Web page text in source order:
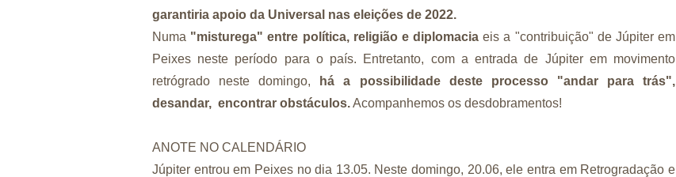
garantiria apoio da Universal nas eleições de 2022.
Numa "misturega" entre política, religião e diplomacia eis a "contribuição" de Júpiter em
Peixes neste período para o país. Entretanto, com a entrada de Júpiter em movimento
retrógrado neste domingo,
há a possibilidade deste processo "andar para trás",
desandar, encontrar obstáculos.Acompanhemos os desdobramentos!
ANOTE NO CALENDÁRIO
Júpiter entrou em Peixes no dia 13.05. Neste domingo, 20.06, ele entra em Retrogradação e